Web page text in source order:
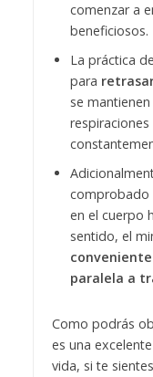
comenzar a
beneficiosos.
La práctica
para
se
comprobado
en el cuerpo
sentido, el
paralela a
Como podrás
es una
vida, si te